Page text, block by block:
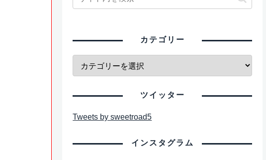
カテゴリー
ツイッター
Tweets by sweetroad5
インスタグラム